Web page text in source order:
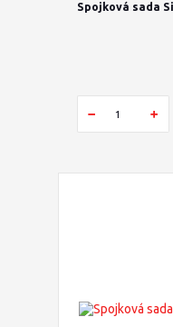
Spojková sada